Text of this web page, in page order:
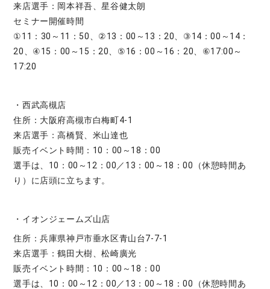
来店選手：岡本祥吾、星谷健太朗
セミナー開催時間
①11：30～11：50、②13：00～13：20、③14：00～14：
20、④15：00～15：20、⑤16：00～16：20、⑥17:00～
17:20
・西武高槻店
住所：大阪府高槻市白梅町4-1
来店選手：高橋賢、米山達也
販売イベント時間：10：00～18：00
選手は、10：00～12：00／13：00～18：00（休憩時間あ
り）に店頭に立ちます。
・イオンジェームズ山店
住所：兵庫県神戸市垂水区青山台7-7-1
来店選手：鶴田大樹、松崎廣光
販売イベント時間：10：00～18：00
選手は、10：00～12：00／13：00～18：00（休憩時間あ